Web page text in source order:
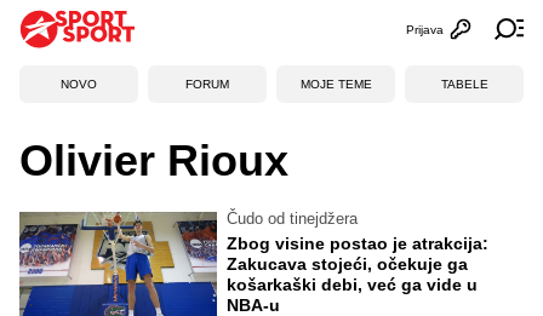
Otvori
Prijava
NOVO FORUM MOJE TEME TABELE
Olivier Rioux
Čudo od tinejdžera
Zbog visine postao je atrakcija:
Zakucava stojeći, očekuje ga
košarkaški debi, već ga vide u
NBA-u